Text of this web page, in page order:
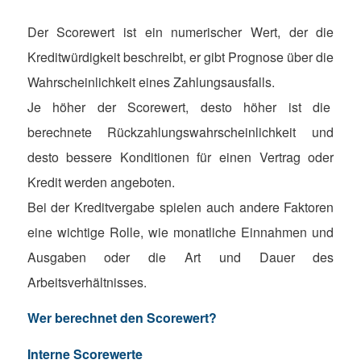
Der Scorewert ist ein numerischer Wert, der die
Kreditwürdigkeit beschreibt, er gibt Prognose über die
Wahrscheinlichkeit eines Zahlungsausfalls.
Je höher der Scorewert, desto höher ist die
berechnete Rückzahlungswahrscheinlichkeit und
desto bessere Konditionen für einen Vertrag oder
Kredit werden angeboten.
Bei der Kreditvergabe spielen auch andere Faktoren
eine wichtige Rolle, wie monatliche Einnahmen und
Ausgaben oder die Art und Dauer des
Arbeitsverhältnisses.
Wer berechnet den Scorewert?
Interne Scorewerte